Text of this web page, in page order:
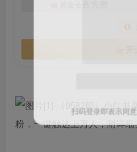
扫码登录即表示同意